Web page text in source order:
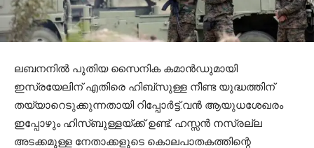
ലബനനില്‍ പുതിയ സൈനിക കമാന്‍ഡുമായി
ഇസ്രയേലിന് എതിരെ ഹിബ്‌സുള്ള നീണ്ട യുദ്ധത്തിന്
തയ്യാറെടുക്കുന്നതായി റിപ്പോര്‍ട്ട്.വന്‍ ആയുധശേഖരം
ഇപ്പോഴും ഹിസ്ബുള്ളയ്ക്ക് ഉണ്ട്. ഹസ്സന്‍ നസ്രല്ല
അടക്കമുള്ള നേതാക്കളുടെ കൊലപാതകത്തിന്റെ